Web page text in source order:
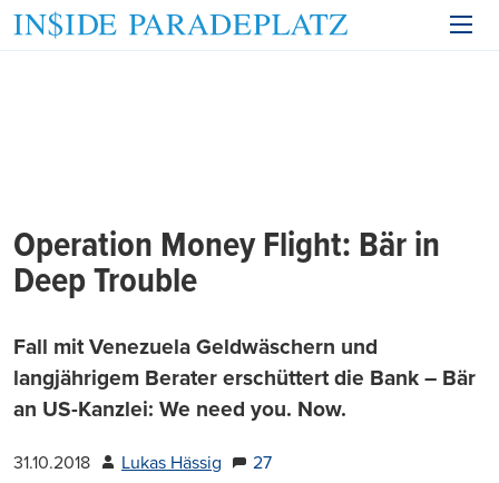
Operation Money Flight: Bär in
Deep Trouble
Fall mit Venezuela Geldwäschern und
langjährigem Berater erschüttert die Bank – Bär
an US-Kanzlei: We need you. Now.
31.10.2018 Lukas Hässig
27